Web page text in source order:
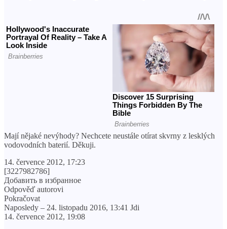
Mají nějaké nevýhody? Nechcete neustále otírat skvrny z lesklých
vodovodních baterií. Děkuji.
14. července 2012, 17:23
[3227982786]
Добавить в избранное
Odpověď autorovi
Pokračovat
Naposledy – 24. listopadu 2016, 13:41 Jdi
14. července 2012, 19:08